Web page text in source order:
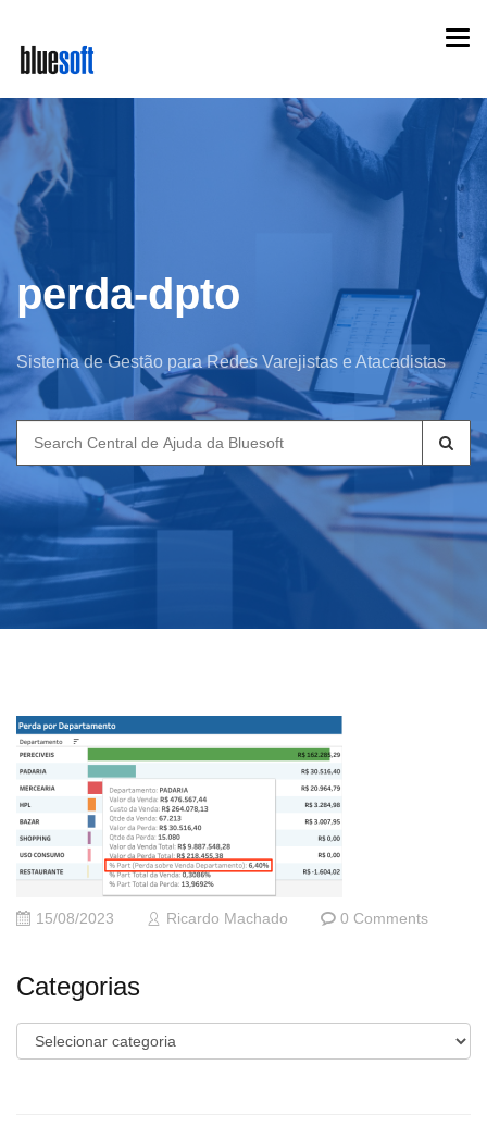
main
content
perda-dpto
Sistema de Gestão para Redes Varejistas e Atacadistas
Search
for:
15/08/2023 Ricardo Machado 0 Comments
Categorias
Categorias